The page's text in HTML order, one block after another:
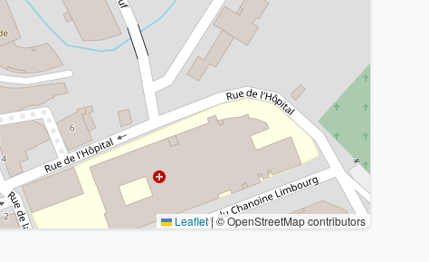
Leaflet|© OpenStreetMap contributors